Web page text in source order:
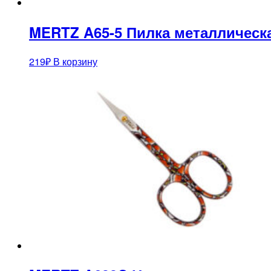
MERTZ A65-5 Пилка
219₽ В корзину